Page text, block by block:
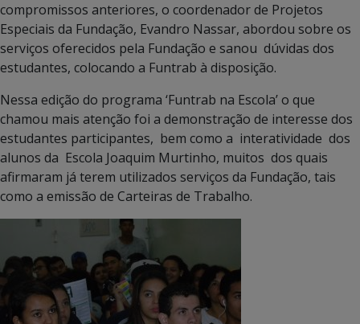
compromissos anteriores, o coordenador de Projetos
Especiais da Fundação, Evandro Nassar, abordou sobre os
serviços oferecidos pela Fundação e sanou dúvidas dos
estudantes, colocando a Funtrab à disposição.
Nessa edição do programa ‘Funtrab na Escola’ o que
chamou mais atenção foi a demonstração de interesse dos
estudantes participantes, bem como a interatividade dos
alunos da Escola Joaquim Murtinho, muitos dos quais
afirmaram já terem utilizados serviços da Fundação, tais
como a emissão de Carteiras de Trabalho.